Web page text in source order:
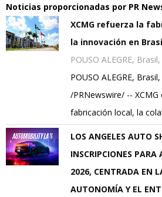
Noticias proporcionadas por PR
XCMG refuerza la
la innovación en
POUSO ALEGRE,
POUSO ALEGRE,
/PRNewswire/ --
fabricación local, la
LOS ANGELES AUTO
INSCRIPCIONES
2026, CENTRADA EN
AUTONOMÍA Y EL